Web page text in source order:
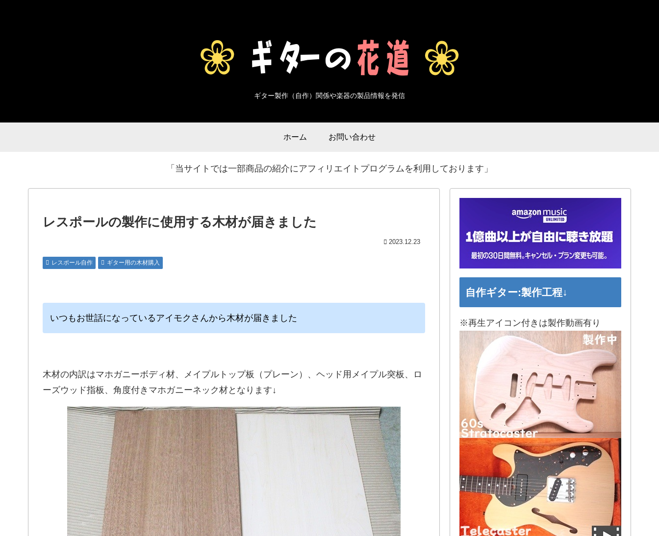
ギター製作（自作）関係や楽器の製品情報を発信
ホーム お問い合わせ
「当サイトでは一部商品の紹介にアフィリエイトプログラムを利用しております」
レスポールの製作に使用する木材が届きました
2023.12.23
レスポール自作 ギター用の木材購入
いつもお世話になっているアイモクさんから木材が届きました
木材の内訳はマホガニーボディ材、メイプルトップ板（プレーン）、ヘッド用メイプル突板、ロ
ーズウッド指板、角度付きマホガニーネック材となります↓
自作ギター:製作工程↓
※再生アイコン付きは製作動画有り